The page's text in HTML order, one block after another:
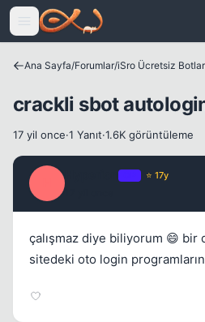
Icerige atla
Ana Sayfa/Forumlar/
crackli sbot autologin
17 yil once·1 Yanıt·1.6K görüntüleme
⭐ 17y
çalışmaz diye biliyorum 😄 bir
sitedeki oto login